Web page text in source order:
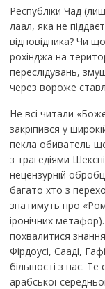
Республіки Чад
лаал, яка не
відповідника? Чи
рохінджа на
переслідувань,
через вороже
Не всі читали
закріпився у
пекла обиватель
з трагедіями
нецензурній
багато хто з
знатимуть про
іронічних
похвалитися
Фірдоусі, Сааді,
більшості з нас.
арабської